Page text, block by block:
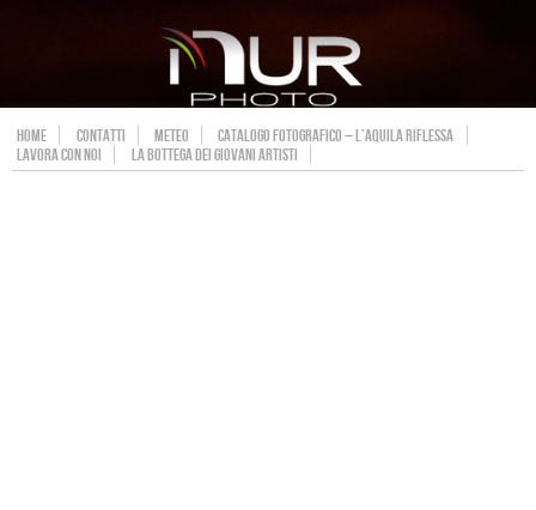
HOME CONTATTI METEO
CATALOGO FOTOGRAFICO – L’AQUILA RIFLESSA
LAVORA CON NOI
LA BOTTEGA DEI GIOVANI ARTISTI